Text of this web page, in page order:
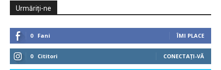
Urmăriți-ne
0 Fani ÎMI PLACE
0 Cititori CONECTAȚI-VĂ